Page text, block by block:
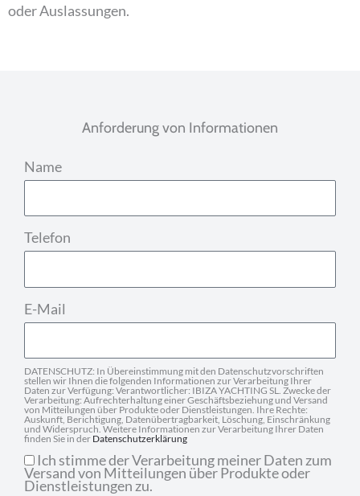
oder Auslassungen.
Anforderung von Informationen
Name
Telefon
E-Mail
DATENSCHUTZ: In Übereinstimmung mit den Datenschutzvorschriften
stellen wir Ihnen die folgenden Informationen zur Verarbeitung Ihrer
Daten zur Verfügung: Verantwortlicher: IBIZA YACHTING SL. Zwecke der
Verarbeitung: Aufrechterhaltung einer Geschäftsbeziehung und Versand
von Mitteilungen über Produkte oder Dienstleistungen. Ihre Rechte:
Auskunft, Berichtigung, Datenübertragbarkeit, Löschung, Einschränkung
und Widerspruch. Weitere Informationen zur Verarbeitung Ihrer Daten
finden Sie in der Datenschutzerklärung
Ich stimme der Verarbeitung meiner Daten zum
Versand von Mitteilungen über Produkte oder
Dienstleistungen zu.